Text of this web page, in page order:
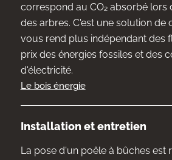
correspond au CO₂ absorbé lors
des arbres. C'est une solution de
vous rend plus indépendant des
prix des énergies fossiles et des
d'électricité.
Le bois énergie
Installation et entretien
La pose d'un poêle à bûches est